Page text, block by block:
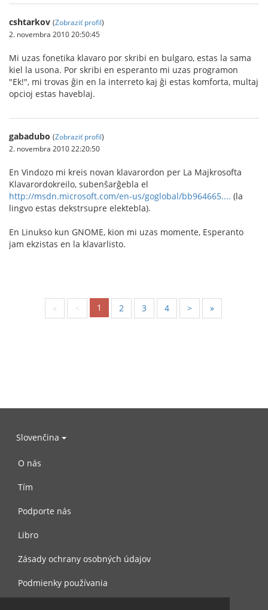
cshtarkov (Zobraziť profil)
2. novembra 2010 20:50:45
Mi uzas fonetika klavaro por skribi en bulgaro, estas la sama
kiel la usona. Por skribi en esperanto mi uzas programon
"Ek!", mi trovas ĝin en la interreto kaj ĝi estas komforta, multaj
opcioj estas haveblaj.
gabadubo (Zobraziť profil)
2. novembra 2010 22:20:50
En Vindozo mi kreis novan klavarordon per La Majkrosofta
Klavarordokreilo, subenŝarĝebla el
http://msdn.microsoft.com/en-us/goglobal/bb964665.... (la
lingvo estas dekstrsupre elektebla).
En Linukso kun GNOME, kion mi uzas momente, Esperanto
jam ekzistas en la klavarlisto.
« < 1 2 3 4 > »
Slovenčina
O nás
Tím
Podporte nás
Libro
Zásady ochrany osobných údajov
Podmienky používania